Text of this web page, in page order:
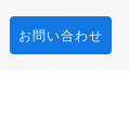
お問い合わせ